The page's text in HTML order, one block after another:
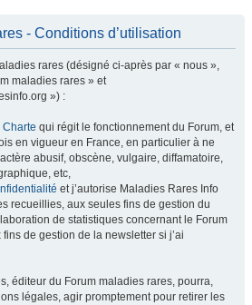
- Conditions d’utilisation
rares (désigné ci-après par « nous »,
maladies rares » et
») :
Charte qui régit le fonctionnement du Forum, et
en vigueur en France, en particulier à ne
abusif, obscène, vulgaire, diffamatoire,
etc,
et j’autorise Maladies Rares Info
recueillies, aux seules fins de gestion du
de statistiques concernant le Forum
de gestion de la newsletter si j’ai
éditeur du Forum maladies rares, pourra,
légales, agir promptement pour retirer les